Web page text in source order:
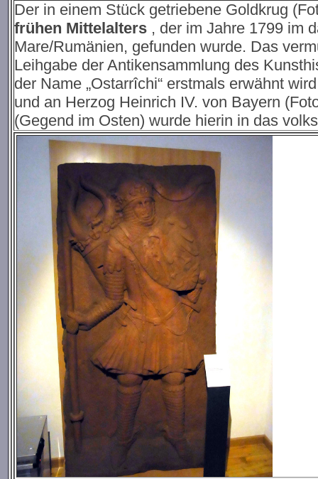
Der in einem Stück getriebene Goldkrug
frühen Mittelalters , der im Jahre 1799 im
Mare/Rumänien, gefunden wurde. Das
Leihgabe der Antikensammlung des
der Name „Ostarrîchi“ erstmals erwähnt
und an Herzog Heinrich IV. von Bayern
(Gegend im Osten) wurde hierin in das